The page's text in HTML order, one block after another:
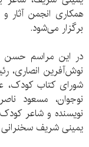
همکاری انجمن
برگزار می‌شود.
در این مراسم حسن
نوش‌آفرین انصاری،
شورای کتاب کودک،
نوجوان، مسعود
نویسنده و شاعر کودک
یمینی شریف سخنرانی